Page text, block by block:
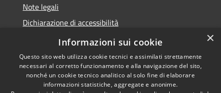
Note legali
Dichiarazione di accessibilità
Meccanismo di feedback
Copyright © 2026 • Comune di
×
Informazioni sui cookie
Questo sito web utilizza cookie tecnici e assimilati strettamente
necessari al corretto funzionamento e alla navigazione del sito,
nonché un cookie tecnico analitico al solo fine di elaborare
informazioni statistiche, aggregate e anonime.